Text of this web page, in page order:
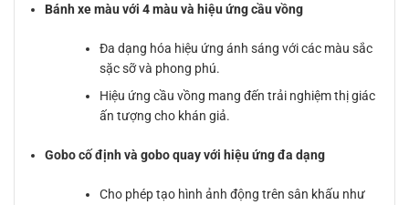
Bánh xe màu với 4 màu và hiệu ứng cầu vồng
Đa dạng hóa hiệu ứng ánh sáng với các màu sắc
sặc sỡ và phong phú.
Hiệu ứng cầu vồng mang đến trải nghiệm thị giác
ấn tượng cho khán giả.
Gobo cố định và gobo quay với hiệu ứng đa dạng
Cho phép tạo hình ảnh động trên sân khấu như